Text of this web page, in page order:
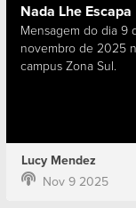
Nada Lhe Escapa
Mensagem do dia 9
novembro de 2025
campus Zona Sul.
Lucy Mendez
Nov 9 2025